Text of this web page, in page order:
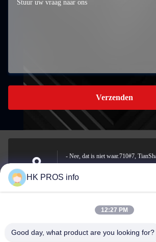
Verzenden
Adres
- Nee, dat is niet waar.710#7,
provincie
E-mail
info@chppros.com
HK PROS info
12:27 PM
Good day, what product are you looking for?